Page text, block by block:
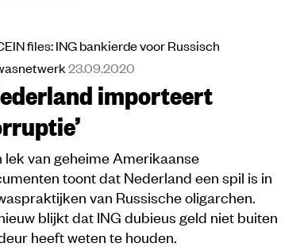
files: ING bankierde voor Russisch
23.09.2020
importeert
lek van geheime Amerikaanse
toont dat Nederland een spil is in
van Russische oligarchen.
blijkt dat ING dubieus geld niet buiten
heeft weten te houden.